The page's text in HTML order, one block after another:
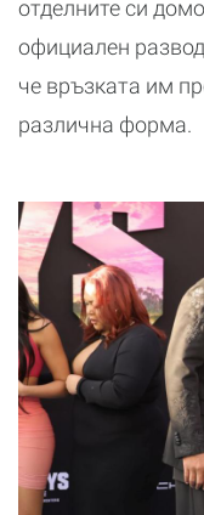
отделните си
официален
че връзката им
различна форма.